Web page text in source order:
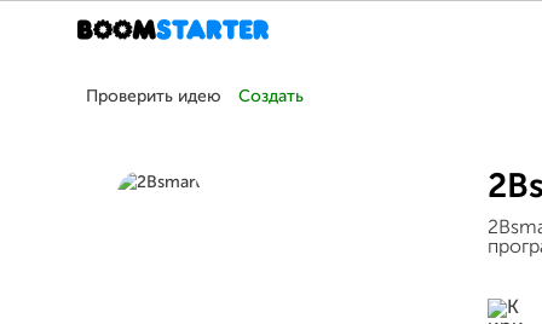
Проверить идею Создать